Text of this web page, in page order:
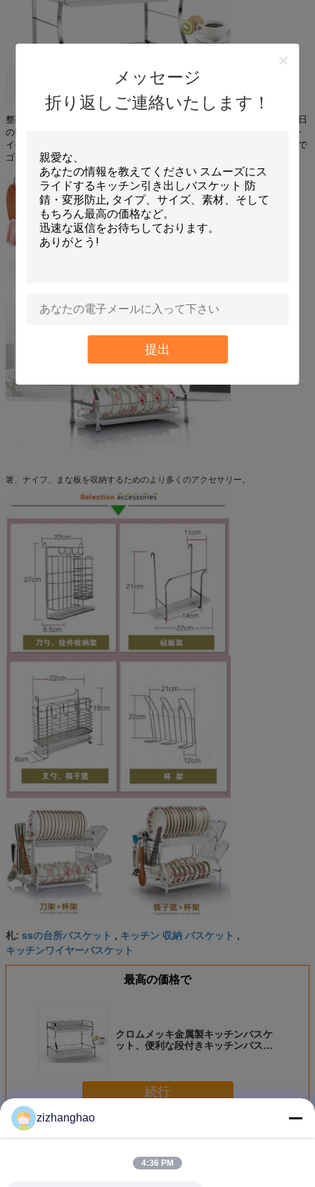
メッセージ
折り返しご連絡いたします！
提出
整理とエンターテイメント—キッチン、バスルーム、備品室などでの毎日
の収納に最適—ダイニングエリア、ビュッフェ、レストラン、屋内/屋外
イベントでのエンターテイメントに最適—モダンと伝統的な空間の両方で
ゴージャスなアクセントピース
箸、ナイフ、まな板を収納するためのより多くのアクセサリー。
札: ssの台所バスケット , キッチン 収納 バスケット ,
キッチンワイヤーバスケット
最高の価格で
クロムメッキ金属製キッチンバスケ
ット、便利な段付きキッチンバスケ
続行
多くキッチンワイヤーバスケット
zizhanghao
4:36 PM